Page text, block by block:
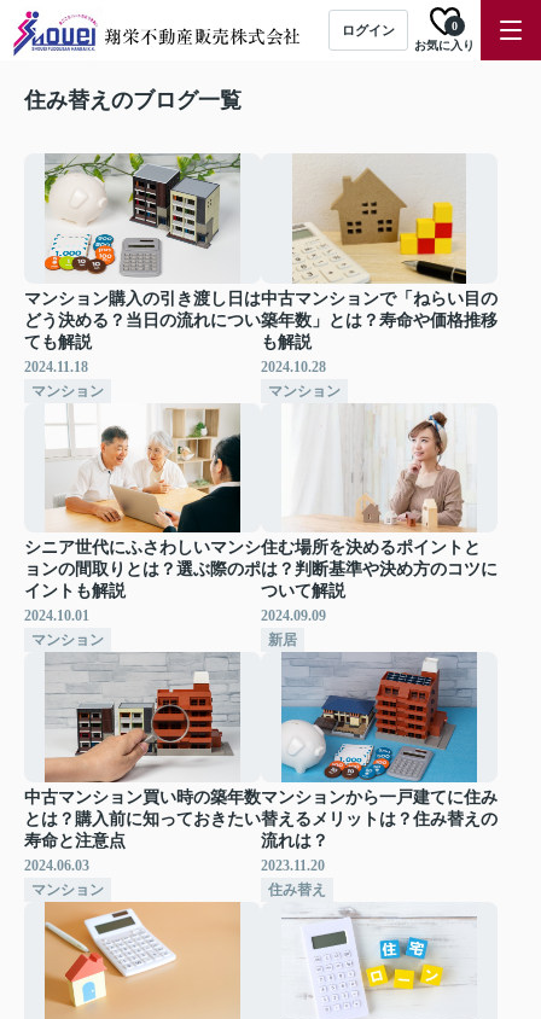
ログイン
お気に入り
0
住み替えのブログ一覧
マンション購入の引き渡し日は
どう決める？当日の流れについ
ても解説
2024.11.18
マンション
中古マンションで「ねらい目の
築年数」とは？寿命や価格推移
も解説
2024.10.28
マンション
シニア世代にふさわしいマンシ
ョンの間取りとは？選ぶ際のポ
イントも解説
2024.10.01
マンション
住む場所を決めるポイントと
は？判断基準や決め方のコツに
ついて解説
2024.09.09
新居
中古マンション買い時の築年数
とは？購入前に知っておきたい
寿命と注意点
2024.06.03
マンション
マンションから一戸建てに住み
替えるメリットは？住み替えの
流れは？
2023.11.20
住み替え